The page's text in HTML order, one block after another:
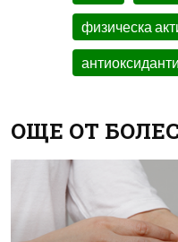
физическа
антиоксиданти
ОЩЕ ОТ